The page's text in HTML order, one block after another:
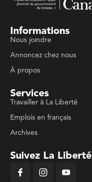
Informations
Nous joindre
Annoncez chez nous
À propos
Services
Travailler à La Liberté
Emplois en français
Archives
Suivez La Liberté